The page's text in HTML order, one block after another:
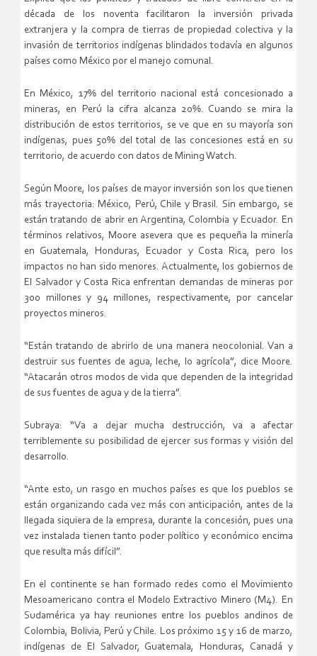
década de los noventa facilitaron la inversión privada
extranjera y la compra de tierras de propiedad colectiva y la
invasión de territorios indígenas blindados todavía en algunos
países como México por el manejo comunal.
En México, 17% del territorio nacional está concesionado a
mineras, en Perú la cifra alcanza 20%. Cuando se mira la
distribución de estos territorios, se ve que en su mayoría son
indígenas, pues 50% del total de las concesiones está en su
territorio, de acuerdo con datos de Mining Watch.
Según Moore, los países de mayor inversión son los que tienen
más trayectoria: México, Perú, Chile y Brasil. Sin embargo, se
están tratando de abrir en Argentina, Colombia y Ecuador. En
términos relativos, Moore asevera que es pequeña la minería
en Guatemala, Honduras, Ecuador y Costa Rica, pero los
impactos no han sido menores. Actualmente, los gobiernos de
El Salvador y Costa Rica enfrentan demandas de mineras por
300 millones y 94 millones, respectivamente, por cancelar
proyectos mineros.
“Están tratando de abrirlo de una manera neocolonial. Van a
destruir sus fuentes de agua, leche, lo agrícola”, dice Moore.
“Atacarán otros modos de vida que dependen de la integridad
de sus fuentes de agua y de la tierra”.
Subraya: “Va a dejar mucha destrucción, va a afectar
terriblemente su posibilidad de ejercer sus formas y visión del
desarrollo.
“Ante esto, un rasgo en muchos países es que los pueblos se
están organizando cada vez más con anticipación, antes de la
llegada siquiera de la empresa, durante la concesión, pues una
vez instalada tienen tanto poder político y económico encima
que resulta más difícil”.
En el continente se han formado redes como el Movimiento
Mesoamericano contra el Modelo Extractivo Minero (M4). En
Sudamérica ya hay reuniones entre los pueblos andinos de
Colombia, Bolivia, Perú y Chile. Los próximo 15 y 16 de marzo,
indígenas de El Salvador, Guatemala, Honduras, Canadá y